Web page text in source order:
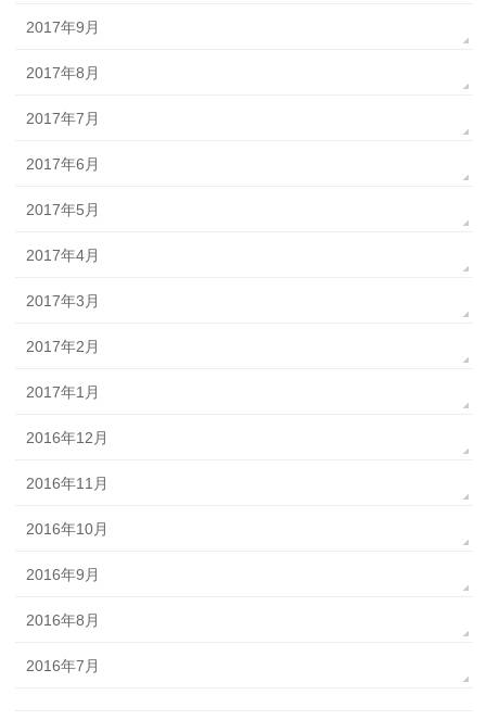
2017年9月
2017年8月
2017年7月
2017年6月
2017年5月
2017年4月
2017年3月
2017年2月
2017年1月
2016年12月
2016年11月
2016年10月
2016年9月
2016年8月
2016年7月